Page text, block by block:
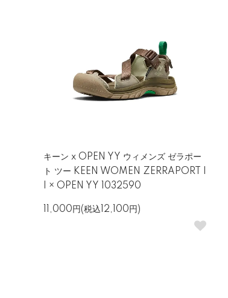
キーン x OPEN YY ウィメンズ ゼラポー
ト ツー KEEN WOMEN ZERRAPORT I
I × OPEN YY 1032590
11,000円(税込12,100円)